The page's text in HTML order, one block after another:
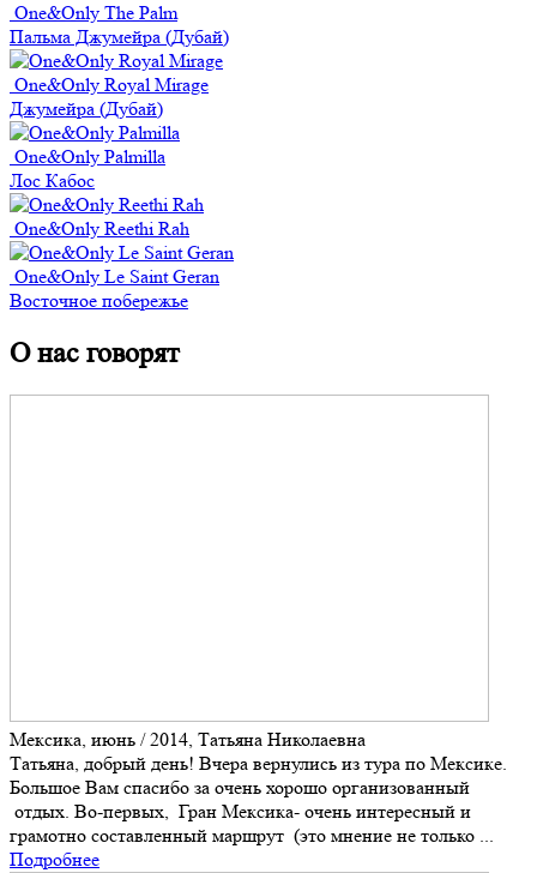
One&Only The Palm
Пальма Джумейра (Дубай)
One&Only Royal Mirage
Джумейра (Дубай)
One&Only Palmilla
Лос Кабос
One&Only Reethi Rah
One&Only Le Saint Geran
Восточное побережье
О нас говорят
Мексика, июнь / 2014, Татьяна Николаевна
Татьяна, добрый день! Вчера вернулись из тура по Мексике.
Большое Вам спасибо за очень хорошо организованный
отдых. Во-первых, Гран Мексика- очень интересный и
грамотно составленный маршрут (это мнение не только ...
Подробнее